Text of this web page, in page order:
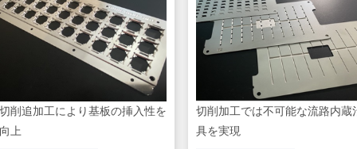
削追加工により基板の挿入性を
上
切削加工では不可能な流路内蔵
具を実現